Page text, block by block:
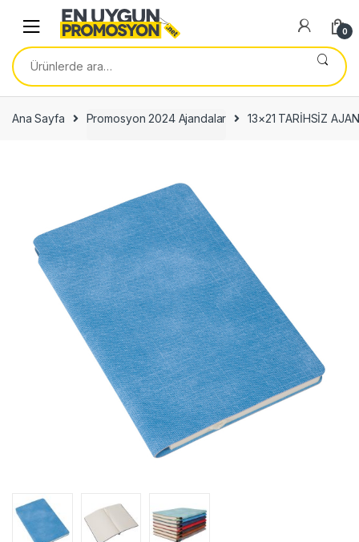
navigation
content
0
Ara:
Ana Sayfa Promosyon 2024 Ajandalar 13×21 TARİHSİZ